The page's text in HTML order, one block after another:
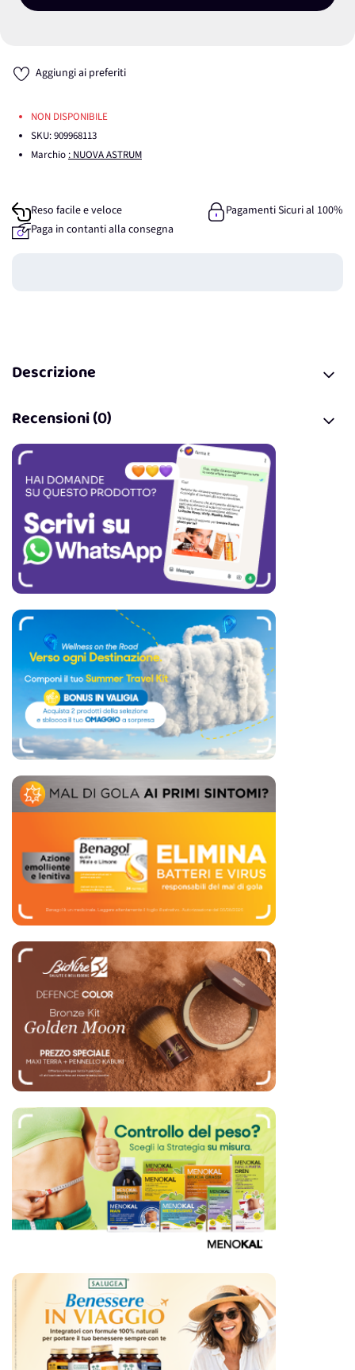
Aggiungi ai preferiti
NON DISPONIBILE
SKU:909968113
Marchio : NUOVA ASTRUM
Reso facile e veloce
Pagamenti Sicuri al 100%
Paga in contanti alla consegna
Descrizione
Recensioni (0)